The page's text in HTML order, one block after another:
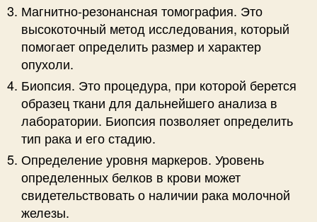
Магнитно-резонансная томография. Это
высокоточный метод исследования, который
помогает определить размер и характер
опухоли.
Биопсия. Это процедура, при которой берется
образец ткани для дальнейшего анализа в
лаборатории. Биопсия позволяет определить
тип рака и его стадию.
Определение уровня маркеров. Уровень
определенных белков в крови может
свидетельствовать о наличии рака молочной
железы.